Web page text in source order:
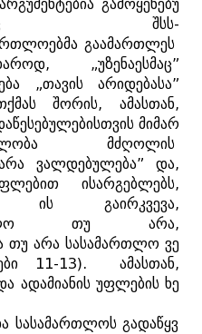
არგუმენტებია გამოყენებუ
შსს-
გაამართლეს
, „უზენაესმაც”
„თავის არიდებასა”
შორის, ამასთან,
მიმარ
მძღოლის
ვალდებულება”და,
ისარგებლებს,
ის გაირკვევა,
თუ არა,
თუ არა სასამართლო ვე
11-13).ამასთან,
ადამიანის უფლების ხე
სასამართლოს გადაწყვ